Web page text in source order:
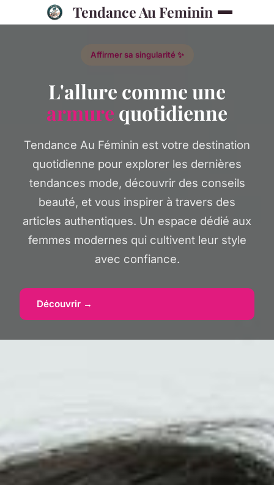
Tendance Au Feminin
Affirmer sa singularité ✨
L'allure comme une
armure quotidienne
Tendance Au Féminin est votre destination
quotidienne pour explorer les dernières
tendances mode, découvrir des conseils
beauté, et vous inspirer à travers des
articles authentiques. Un espace dédié aux
femmes modernes qui cultivent leur style
avec confiance.
Découvrir →